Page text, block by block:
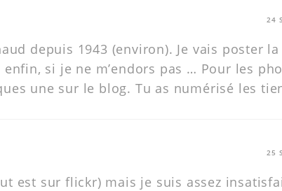
24
depuis 1943 (environ). Je vais poster
si je ne m’endors pas … Pour les
une sur le blog. Tu as numérisé les
25
est sur flickr) mais je suis assez